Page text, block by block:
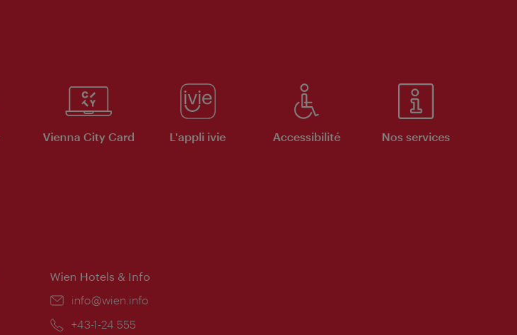
Vienna City Card L'appli ivie Accessibilité Nos services
Wien Hotels & Info
E-
info@wien.info
Téléphone:
+43-1-24 555